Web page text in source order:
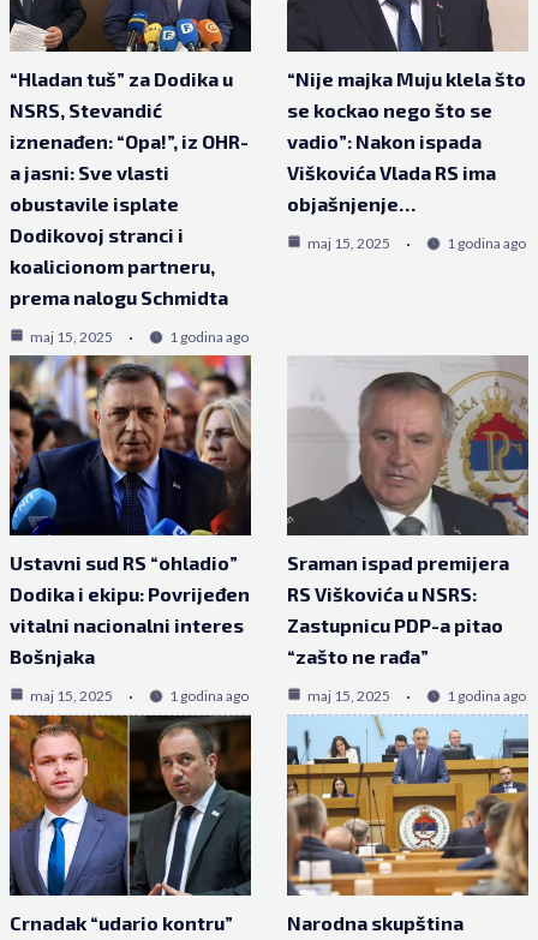
“Hladan tuš” za Dodika u
NSRS, Stevandić
iznenađen: “Opa!”, iz OHR-
a jasni: Sve vlasti
obustavile isplate
Dodikovoj stranci i
koalicionom partneru,
prema nalogu Schmidta
maj 15, 2025 1 godina ago
“Nije majka Muju klela što
se kockao nego što se
vadio”: Nakon ispada
Viškovića Vlada RS ima
objašnjenje…
maj 15, 2025 1 godina ago
Ustavni sud RS “ohladio”
Dodika i ekipu: Povrijeđen
vitalni nacionalni interes
Bošnjaka
maj 15, 2025 1 godina ago
Sraman ispad premijera
RS Viškovića u NSRS:
Zastupnicu PDP-a pitao
“zašto ne rađa”
maj 15, 2025 1 godina ago
Crnadak “udario kontru”
Narodna skupština